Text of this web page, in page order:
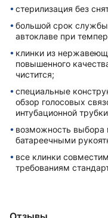
стерилизация без
большой срок
автоклаве при
клинки из
повышенного
чистится;
специальные
обзор голосовых
интубационной
возможность
батареечными
все клинки
требованиям